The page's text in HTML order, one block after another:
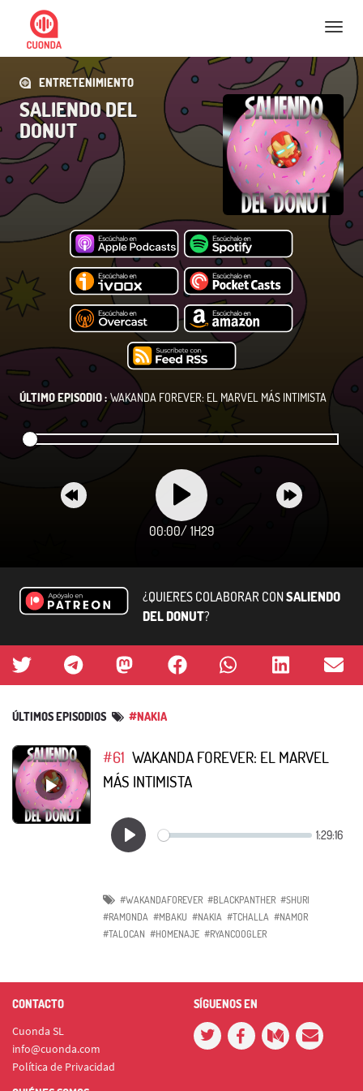
Nav
ENTRETENIMIENTO
SALIENDO DEL
DONUT
ÚLTIMO EPISODIO : WAKANDA FOREVER: EL MARVEL MÁS INTIMISTA
00:00/ 1H29
¿QUIERES COLABORAR CONSALIENDO
DEL DONUT?
ÚLTIMOS EPISODIOS #NAKIA
#61 WAKANDA FOREVER: EL MARVEL
MÁS INTIMISTA
#WAKANDAFOREVER #BLACKPANTHER #SHURI
#RAMONDA #MBAKU #NAKIA #TCHALLA #NAMOR
#TALOCAN #HOMENAJE #RYANCOOGLER
CONTACTO
Cuonda SL
info@cuonda.com
Política de Privacidad
SÍGUENOS EN